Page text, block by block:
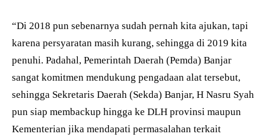
“Di 2018 pun sebenarnya sudah pernah kita ajukan, tapi
karena persyaratan masih kurang, sehingga di 2019 kita
penuhi. Padahal, Pemerintah Daerah (Pemda) Banjar
sangat komitmen mendukung pengadaan alat tersebut,
sehingga Sekretaris Daerah (Sekda) Banjar, H Nasru Syah
pun siap membackup hingga ke DLH provinsi maupun
Kementerian jika mendapati permasalahan terkait